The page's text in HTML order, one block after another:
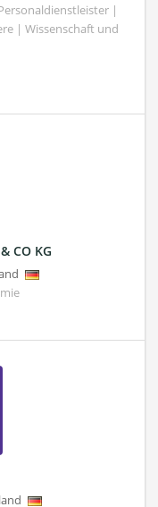
|
| Wissenschaft und
CO KG